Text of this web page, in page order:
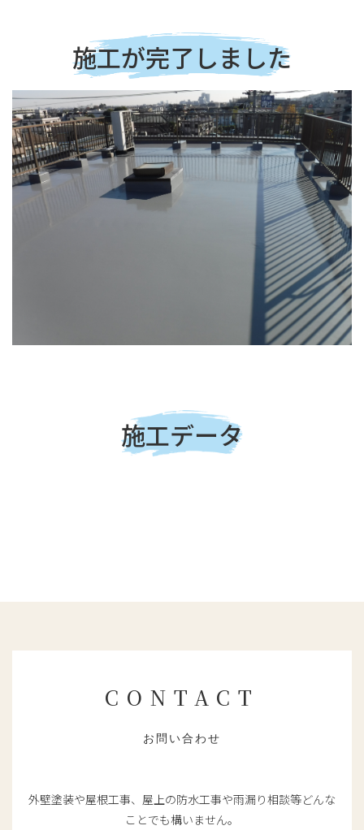
施工が完了しました
施工データ
CONTACT
お問い合わせ
外壁塗装や屋根工事、屋上の防水工事や雨漏り相談等どんな
ことでも構いません。